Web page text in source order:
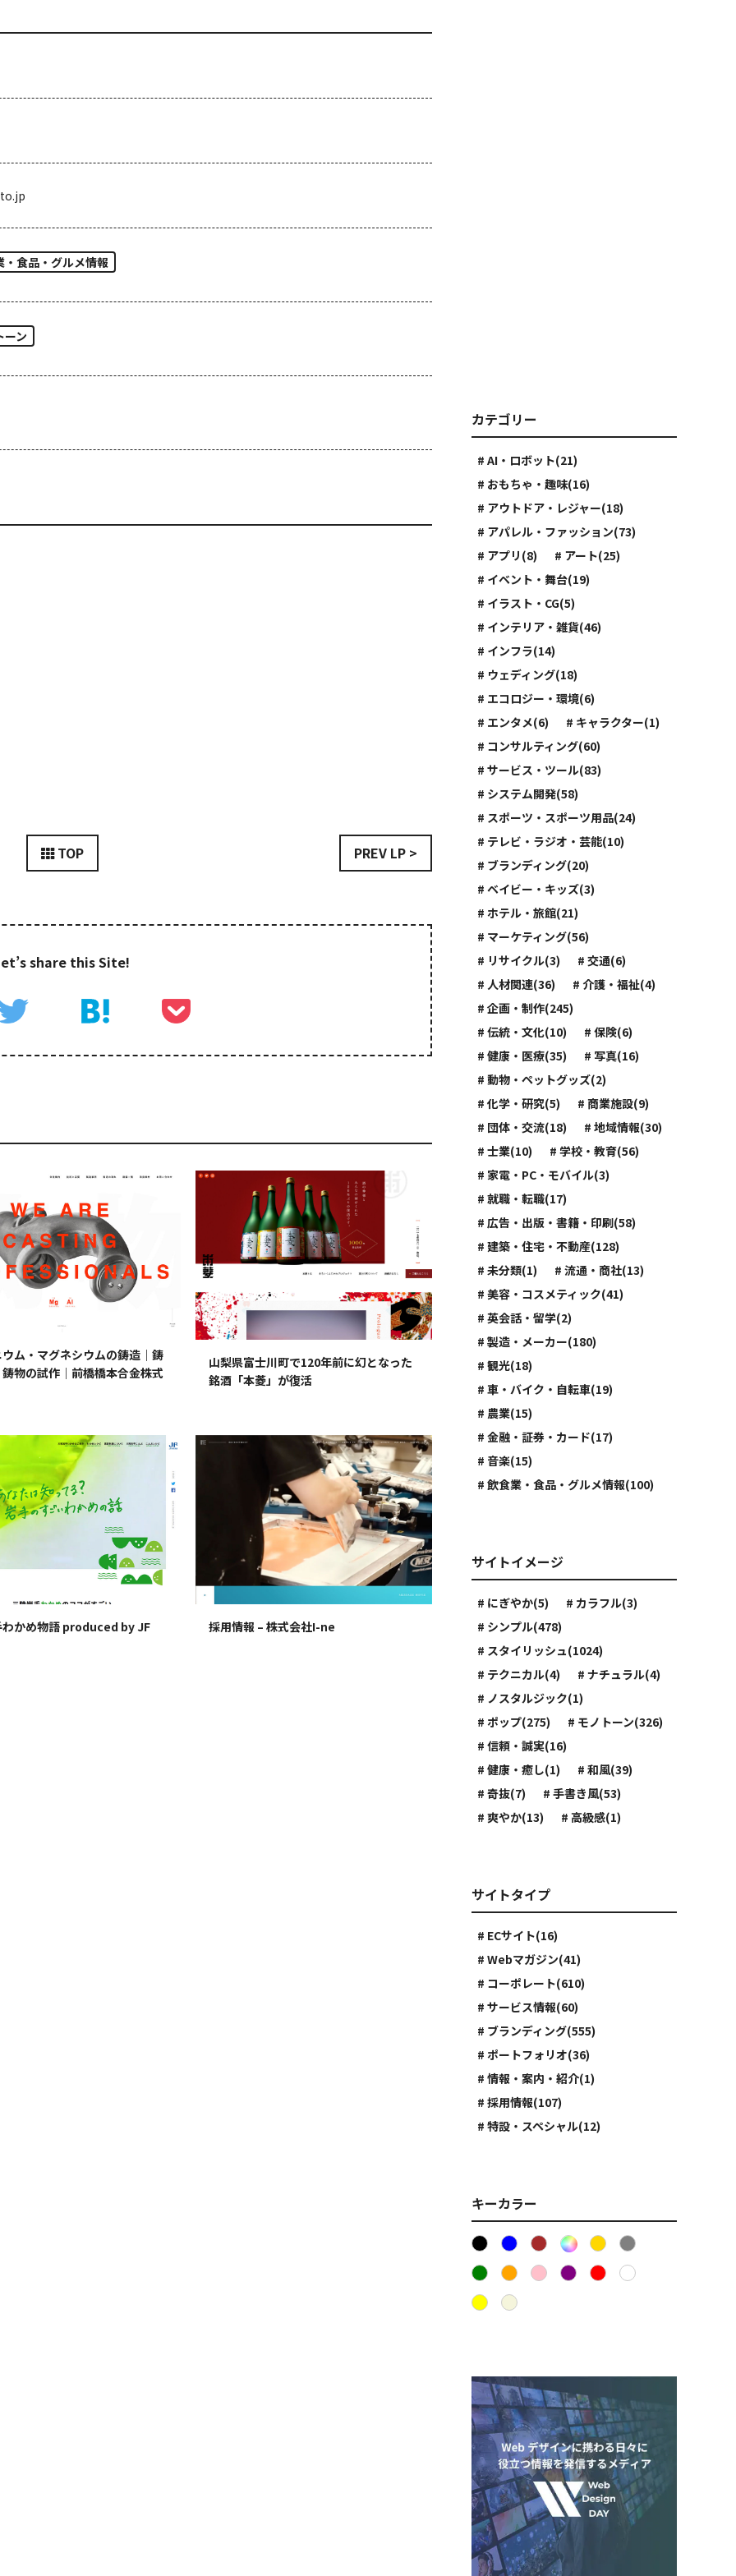
・食品・グルメ情報
ーン
TOP PREV LP >
share this Site!
ム・マグネシウムの鋳造｜鋳
物の試作｜前橋橋本合金株式
山梨県富士川町で120年前に幻となった
銘酒「本菱」が復活
わかめ物語 produced by JF
採用情報 – 株式会社I-ne
カテゴリー
# AI・ロボット(21)
# おもちゃ・趣味(16)
# アウトドア・レジャー(18)
# アパレル・ファッション(73)
# アプリ(8)
# アート(25)
# イベント・舞台(19)
# イラスト・CG(5)
# インテリア・雑貨(46)
# インフラ(14)
# ウェディング(18)
# エコロジー・環境(6)
# エンタメ(6)
# キャラクター(1)
# コンサルティング(60)
# サービス・ツール(83)
# システム開発(58)
# スポーツ・スポーツ用品(24)
# テレビ・ラジオ・芸能(10)
# ブランディング(20)
# ベイビー・キッズ(3)
# ホテル・旅館(21)
# マーケティング(56)
# リサイクル(3)
# 交通(6)
# 人材関連(36)
# 介護・福祉(4)
# 企画・制作(245)
# 伝統・文化(10)
# 保険(6)
# 健康・医療(35)
# 写真(16)
# 動物・ペットグッズ(2)
# 化学・研究(5)
# 商業施設(9)
# 団体・交流(18)
# 地域情報(30)
# 士業(10)
# 学校・教育(56)
# 家電・PC・モバイル(3)
# 就職・転職(17)
# 広告・出版・書籍・印刷(58)
# 建築・住宅・不動産(128)
# 未分類(1)
# 流通・商社(13)
# 美容・コスメティック(41)
# 英会話・留学(2)
# 製造・メーカー(180)
# 観光(18)
# 車・バイク・自転車(19)
# 農業(15)
# 金融・証券・カード(17)
# 音楽(15)
# 飲食業・食品・グルメ情報(100)
サイトイメージ
# にぎやか(5)
# カラフル(3)
# シンプル(478)
# スタイリッシュ(1024)
# テクニカル(4)
# ナチュラル(4)
# ノスタルジック(1)
# ポップ(275)
# モノトーン(326)
# 信頼・誠実(16)
# 健康・癒し(1)
# 和風(39)
# 奇抜(7)
# 手書き風(53)
# 爽やか(13)
# 高級感(1)
サイトタイプ
# ECサイト(16)
# Webマガジン(41)
# コーポレート(610)
# サービス情報(60)
# ブランディング(555)
# ポートフォリオ(36)
# 情報・案内・紹介(1)
# 採用情報(107)
# 特設・スペシャル(12)
キーカラー